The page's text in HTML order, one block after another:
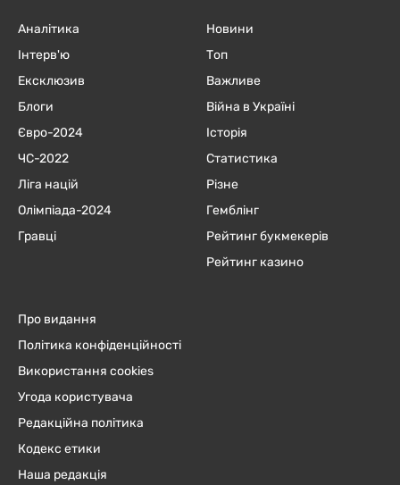
Аналітика
Інтерв'ю
Ексклюзив
Блоги
Євро-2024
ЧC-2022
Ліга націй
Олімпіада-2024
Гравці
Новини
Топ
Важливе
Війна в Україні
Історія
Статистика
Різне
Гемблінг
Рейтинг букмекерів
Рейтинг казино
Про видання
Політика конфіденційності
Використання cookies
Угода користувача
Редакційна політика
Кодекс етики
Наша редакція